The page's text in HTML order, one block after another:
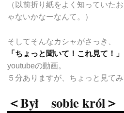
（以前折り紙をよく知っていた
ゃないかなーなんて。）
そしてそんなカシャがさっき、
「ちょっと聞いて！これ見て！」
youtubeの動画。
５分ありますが、ちょっと見てみ
＜Był sobie król＞